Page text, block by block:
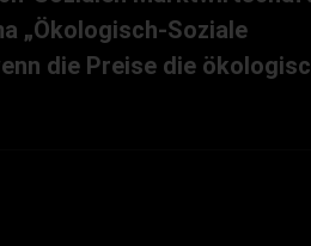
„Ökologisch-Soziale
die Preise die